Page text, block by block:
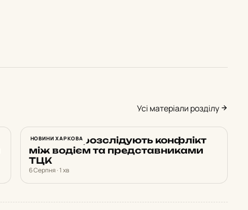
Усі матеріали розділу
НОВИНИ ХАРКОВА
У Харкові розслідують конфлікт
між водієм та представниками
ТЦК
6 Серпня · 1 хв